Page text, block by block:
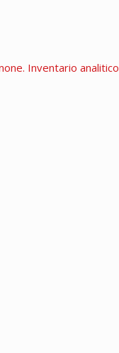
Inventario analitico